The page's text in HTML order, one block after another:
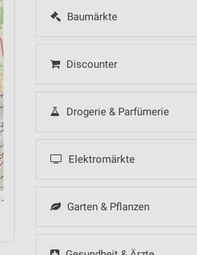
Baumärkte
Discounter
Drogerie & Parfümerie
Elektromärkte
Garten & Pflanzen